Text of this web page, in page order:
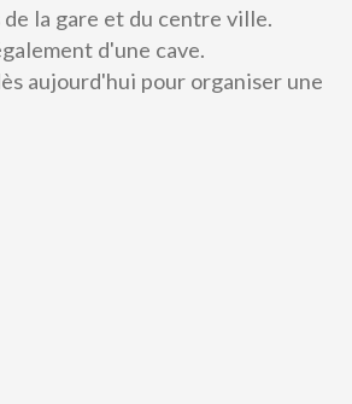
la gare et du centre ville.
d'une cave.
aujourd'hui pour organiser une